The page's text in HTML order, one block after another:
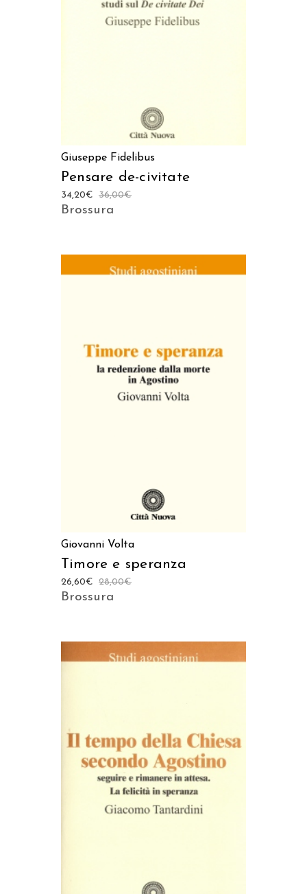
LEGGI TUTTO
Giuseppe Fidelibus
Pensare de-civitate
36,00€
34,20€
Brossura
AGGIUNGI AL CARRELLO
Giovanni Volta
Timore e speranza
28,00€
26,60€
Brossura
AGGIUNGI AL CARRELLO